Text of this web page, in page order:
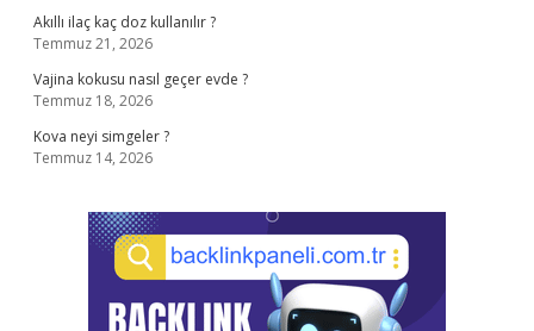
Akıllı ilaç kaç doz kullanılır ?
Temmuz 21, 2026
Vajina kokusu nasıl geçer evde ?
Temmuz 18, 2026
Kova neyi simgeler ?
Temmuz 14, 2026